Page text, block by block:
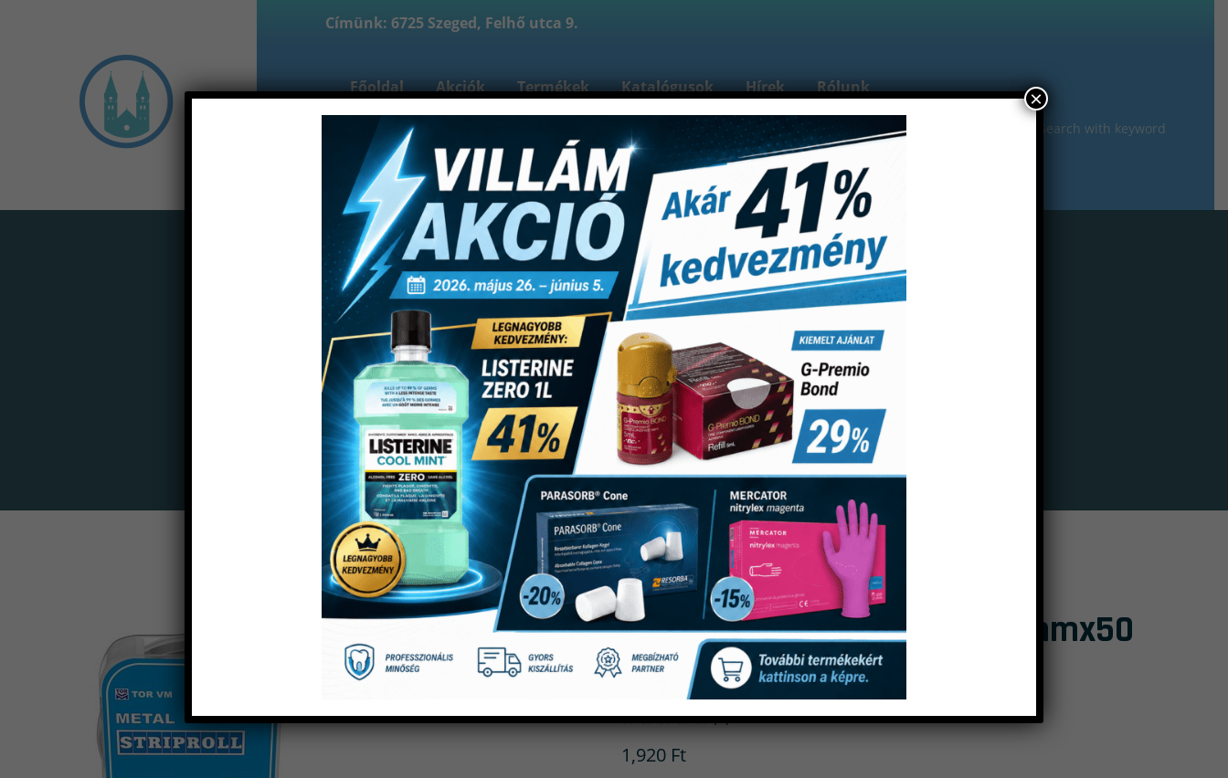
Címünk: 6725 Szeged, Felhő utca 9.
Főoldal Akciók Termékek Katalógusok Hírek Rólunk
Partnereink Kapcsolat Bejelentkezés Fiókom Regisztráció
Shop
Termékek Tömések segédeszközei Matricák TOR Striproll fém szalag 6mmx50 micron 1.392
TOR Striproll Fém Szalag 6mmx50
Micron 1.392
(0)
1,920 Ft
×